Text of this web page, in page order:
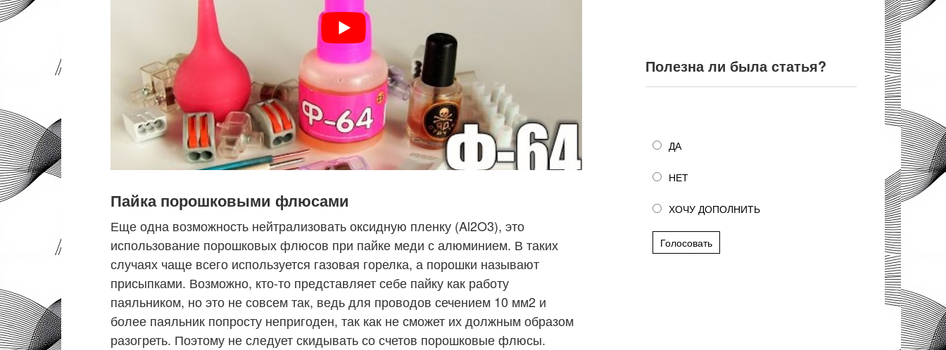
Пайка порошковыми флюсами
Еще одна возможность нейтрализовать оксидную пленку (Al2O3), это
использование порошковых флюсов при пайке меди с алюминием. В таких
случаях чаще всего используется газовая горелка, а порошки называют
присыпками. Возможно, кто-то представляет себе пайку как работу
паяльником, но это не совсем так, ведь для проводов сечением 10 мм2 и
более паяльник попросту непригоден, так как не сможет их должным образом
разогреть. Поэтому не следует скидывать со счетов порошковые флюсы.
Полезна ли была статья?
ДА
НЕТ
ХОЧУ ДОПОЛНИТЬ
Голосовать